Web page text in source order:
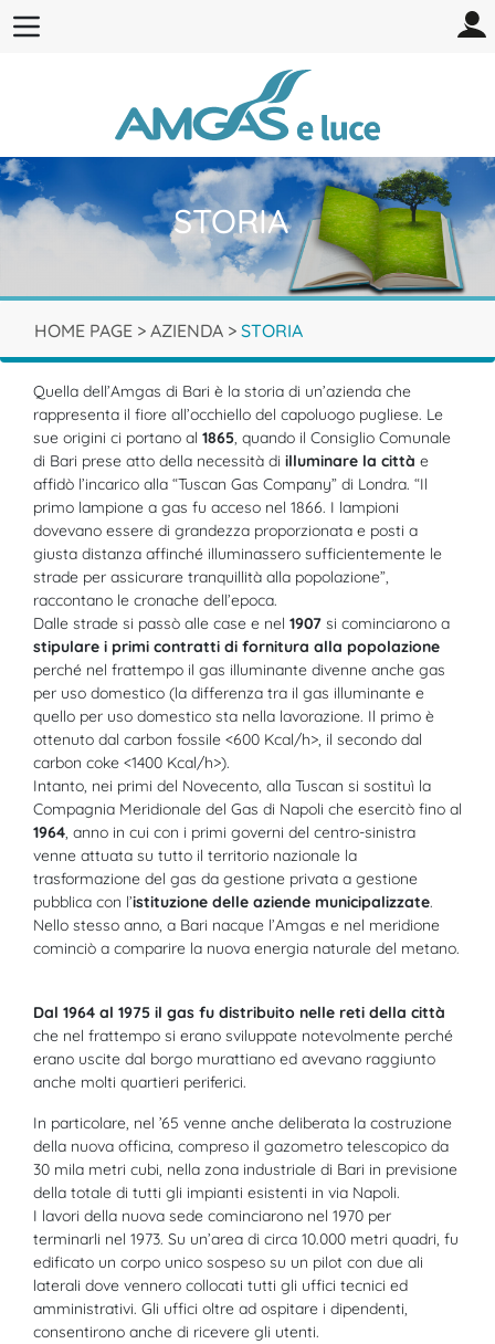
STORIA
HOME PAGE > AZIENDA > STORIA
Quella dell’Amgas di Bari è la storia di un’azienda che
rappresenta il fiore all’occhiello del capoluogo pugliese. Le
sue origini ci portano al 1865, quando il Consiglio Comunale
di Bari prese atto della necessità di illuminare la città e
affidò l’incarico alla “Tuscan Gas Company” di Londra. “Il
primo lampione a gas fu acceso nel 1866. I lampioni
dovevano essere di grandezza proporzionata e posti a
giusta distanza affinché illuminassero sufficientemente le
strade per assicurare tranquillità alla popolazione”,
raccontano le cronache dell’epoca.
Dalle strade si passò alle case e nel 1907 si cominciarono a
stipulare i primi contratti di fornitura alla popolazione
perché nel frattempo il gas illuminante divenne anche gas
per uso domestico (la differenza tra il gas illuminante e
quello per uso domestico sta nella lavorazione. Il primo è
ottenuto dal carbon fossile <600 Kcal/h>, il secondo dal
carbon coke <1400 Kcal/h>).
Intanto, nei primi del Novecento, alla Tuscan si sostituì la
Compagnia Meridionale del Gas di Napoli che esercitò fino al
1964, anno in cui con i primi governi del centro-sinistra
venne attuata su tutto il territorio nazionale la
trasformazione del gas da gestione privata a gestione
pubblica con l’istituzione delle aziende municipalizzate.
Nello stesso anno, a Bari nacque l’Amgas e nel meridione
cominciò a comparire la nuova energia naturale del metano.
Dal 1964 al 1975 il gas fu distribuito nelle reti della città
che nel frattempo si erano sviluppate notevolmente perché
erano uscite dal borgo murattiano ed avevano raggiunto
anche molti quartieri periferici.
In particolare, nel ’65 venne anche deliberata la costruzione
della nuova officina, compreso il gazometro telescopico da
30 mila metri cubi, nella zona industriale di Bari in previsione
della totale di tutti gli impianti esistenti in via Napoli.
I lavori della nuova sede cominciarono nel 1970 per
terminarli nel 1973. Su un’area di circa 10.000 metri quadri, fu
edificato un corpo unico sospeso su un pilot con due ali
laterali dove vennero collocati tutti gli uffici tecnici ed
amministrativi. Gli uffici oltre ad ospitare i dipendenti,
consentirono anche di ricevere gli utenti.